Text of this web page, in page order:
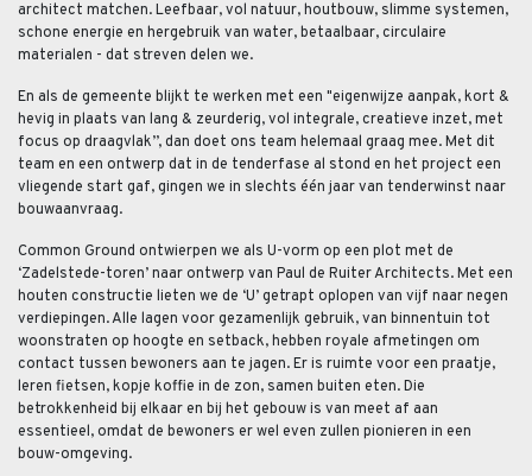
architect matchen. Leefbaar, vol natuur, houtbouw, slimme systemen,
schone energie en hergebruik van water, betaalbaar, circulaire
materialen - dat streven delen we.
En als de gemeente blijkt te werken met een "eigenwijze aanpak, kort &
hevig in plaats van lang & zeurderig, vol integrale, creatieve inzet, met
focus op draagvlak”, dan doet ons team helemaal graag mee. Met dit
team en een ontwerp dat in de tenderfase al stond en het project een
vliegende start gaf, gingen we in slechts één jaar van tenderwinst naar
bouwaanvraag.
Common Ground ontwierpen we als U-vorm op een plot met de
‘Zadelstede-toren’ naar ontwerp van Paul de Ruiter Architects. Met een
houten constructie lieten we de ‘U’ getrapt oplopen van vijf naar negen
verdiepingen. Alle lagen voor gezamenlijk gebruik, van binnentuin tot
woonstraten op hoogte en setback, hebben royale afmetingen om
contact tussen bewoners aan te jagen. Er is ruimte voor een praatje,
leren fietsen, kopje koffie in de zon, samen buiten eten. Die
betrokkenheid bij elkaar en bij het gebouw is van meet af aan
essentieel, omdat de bewoners er wel even zullen pionieren in een
bouw-omgeving.